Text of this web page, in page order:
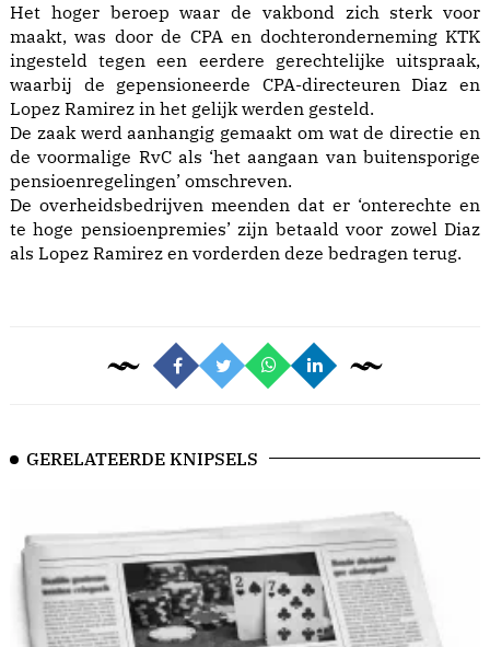
Het hoger beroep waar de vakbond zich sterk voor
maakt, was door de CPA en dochteronderneming KTK
ingesteld tegen een eerdere gerechtelijke uitspraak,
waarbij de gepensioneerde CPA-directeuren Diaz en
Lopez Ramirez in het gelijk werden gesteld.
De zaak werd aanhangig gemaakt om wat de directie en
de voormalige RvC als ‘het aangaan van buitensporige
pensioenregelingen’ omschreven.
De overheidsbedrijven meenden dat er ‘onterechte en
te hoge pensioenpremies’ zijn betaald voor zowel Diaz
als Lopez Ramirez en vorderden deze bedragen terug.
GERELATEERDE KNIPSELS